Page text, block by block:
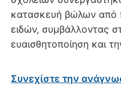
κατασκευή βώλων από
ειδών, συμβάλλοντας
ευαισθητοποίηση και
Συνεχίστε την